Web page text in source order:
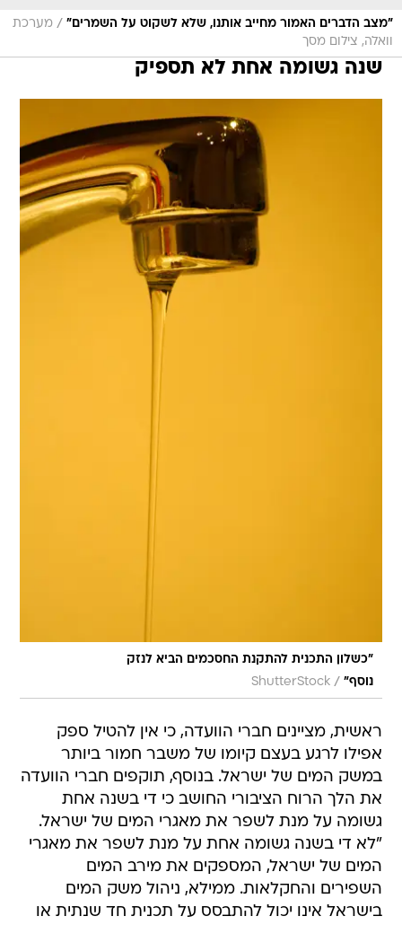
"מצב הדברים האמור מחייב אותנו, שלא לשקוט על השמרים" / מערכת
וואלה, צילום מסך
שנה גשומה אחת לא תספיק
"כשלון התכנית להתקנת החסכמים הביא לנזק
נוסף" /
ShutterStock
ראשית, מציינים חברי הוועדה, כי אין להטיל ספק
אפילו לרגע בעצם קיומו של משבר חמור ביותר
במשק המים של ישראל. בנוסף, תוקפים חברי הוועדה
את הלך הרוח הציבורי החושב כי די בשנה אחת
גשומה על מנת לשפר את מאגרי המים של ישראל.
"לא די בשנה גשומה אחת על מנת לשפר את מאגרי
המים של ישראל, המספקים את מירב המים
השפירים והחקלאות. ממילא, ניהול משק המים
בישראל אינו יכול להתבסס על תכנית חד שנתית או